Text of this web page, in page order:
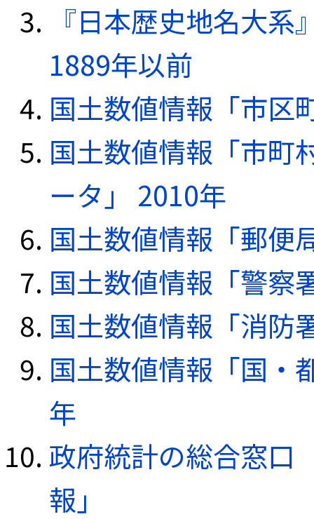
『日本歴史地名大
1889年以前
国土数値情報「市区
国土数値情報「市町
ータ」 2010年
国土数値情報「郵便
国土数値情報「警察
国土数値情報「消防
国土数値情報「国・
年
政府統計の総合窓口
報」